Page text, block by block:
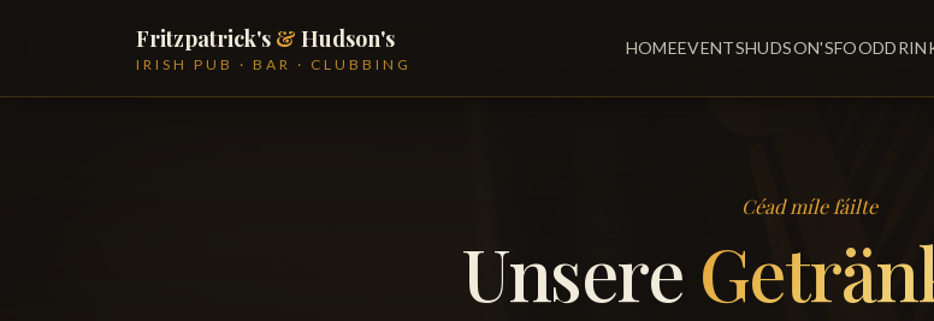
Fritzpatrick's & Hudson's
IRISH PUB · BAR · CLUBBING
HOMEEVENTSHUDSON'SFOOD
Céad míle fáilte
Unsere